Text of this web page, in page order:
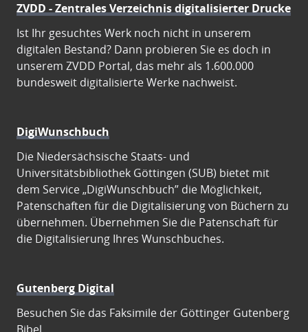
ZVDD - Zentrales Verzeichnis digitalisierter Drucke
Ist Ihr gesuchtes Werk noch nicht in unserem
digitalen Bestand? Dann probieren Sie es doch in
unserem ZVDD Portal, das mehr als 1.600.000
bundesweit digitalisierte Werke nachweist.
DigiWunschbuch
Die Niedersächsische Staats- und
Universitätsbibliothek Göttingen (SUB) bietet mit
dem Service „DigiWunschbuch” die Möglichkeit,
Patenschaften für die Digitalisierung von Büchern zu
übernehmen. Übernehmen Sie die Patenschaft für
die Digitalisierung Ihres Wunschbuches.
Gutenberg Digital
Besuchen Sie das Faksimile der Göttinger Gutenberg